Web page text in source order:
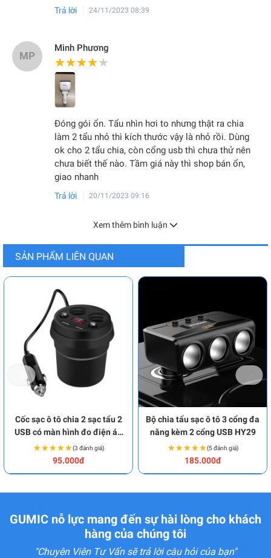
Trả lời 24/11/2023 08:39
MP
Minh Phương
★★★★★
★★★★★
Đóng gói ổn. Tẩu nhìn hơi to nhưng thật ra chia
làm 2 tẩu nhỏ thì kích thước vậy là nhỏ rồi. Dùng
ok cho 2 tẩu chia, còn cổng usb thì chưa thử nên
chưa biết thế nào. Tầm giá này thì shop bán ổn,
giao nhanh
Trả lời 20/11/2023 09:16
Xem thêm bình luận
SẢN PHẨM LIÊN QUAN
Cốc sạc ô tô chia 2 sạc tẩu 2
USB có màn hình đo điện áp
P124
★★★★★
★★★★★(3 đánh giá)
95.000đ
Bộ chia tẩu sạc ô tô 3 cổng đa
năng kèm 2 cổng USB HY29
★★★★★
★★★★★(5 đánh giá)
185.000đ
GUMIC nỗ lực mang đến sự hài lòng cho khách
hàng của chúng tôi
"Chuyên Viên Tư Vấn sẽ trả lời câu hỏi của bạn"